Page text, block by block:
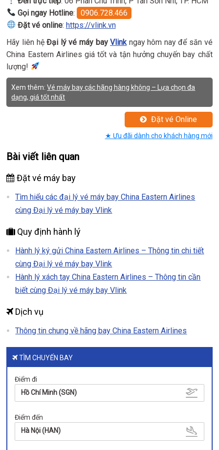
Gọi ngay Hotline:
0906.728.466
Đặt vé online: https://vlink.vn
Hãy liên hệĐại lý vé máy bayVlinkngay hôm nay để săn vé
China Eastern Airlines giá tốt và tận hưởng chuyến bay chất
lượng!
Xem thêm:Vé máy bay các hãng hàng không – Lựa chọn đa
dạng, giá tốt nhất
Đặt vé Online
★ Ưu đãi dành cho khách hàng mới
Bài viết liên quan
Đặt vé máy bay
Tìm hiểu các đại lý vé máy bay China Eastern Airlines
cùng Đại lý vé máy bay Vlink
Quy định hành lý
Hành lý ký gửi China Eastern Airlines – Thông tin chi tiết
cùng Đại lý vé máy bay Vlink
Hành lý xách tay China Eastern Airlines – Thông tin cần
biết cùng Đại lý vé máy bay Vlink
Dịch vụ
Thông tin chung về hãng bay China Eastern Airlines
TÌM CHUYẾN BAY
Điểm đi
Hồ Chí Minh (SGN)
Điểm đến
Hà Nội (HAN)